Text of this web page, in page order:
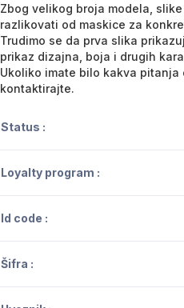
Zbog velikog broja modela,
razlikovati od maskice za
Trudimo se da prva slika
prikaz dizajna, boja i drugih
Ukoliko imate bilo kakva
kontaktirajte.
Status :
Loyalty program :
Id code :
Šifra :